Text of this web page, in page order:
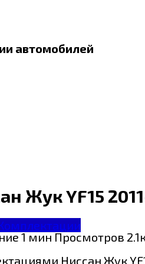
автомобилей
Жук YF15
1 минПросмотров
Ниссан Жук